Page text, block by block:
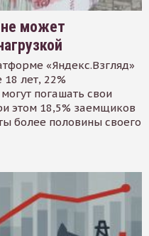
может
«Яндекс.Взгляд»
лет, 22%
погашать свои
этом 18,5% заемщиков
более половины своего